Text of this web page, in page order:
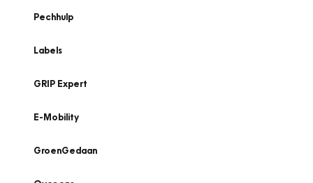
Pechhulp
Labels
GRIP Expert
E-Mobility
GroenGedaan